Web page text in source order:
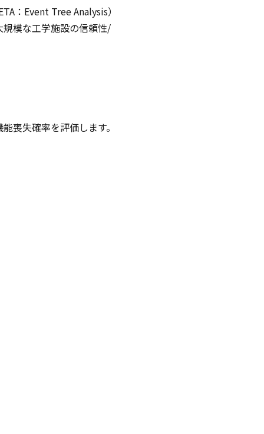
：Event Tree Analysis）
模な工学施設の信頼性/
喪失確率を評価します。